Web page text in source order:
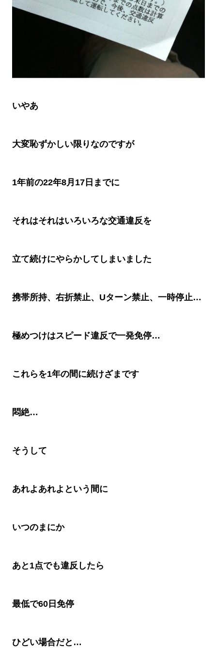
いやあ
大変恥ずかしい限りなのですが
1年前の22年8月 17日までに
それはそれはいろいろな交通違反を
立て続けにやらかしてしまいました
携帯所持、右折禁止、 Uターン禁止、一時停止…
極めつけはスピード違反で一発免停…
これらを1年の間に続けざまです
悶絶…
そうして
あれよあれよという間に
いつのまにか
あと 1点でも違反したら
最低で60日免停
ひどい場合だと …